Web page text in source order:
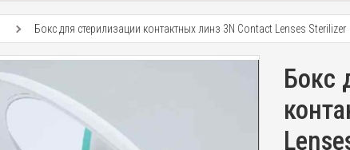
Бокс для стерилизации контактных линз 3N Contact Lenses Sterilizer
Бокс